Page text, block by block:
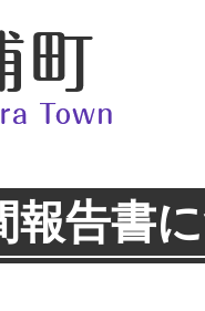
報告書